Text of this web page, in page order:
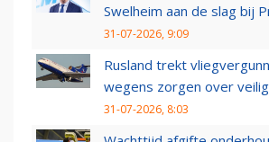
Swelheim aan de slag bij
31-07-2026, 9:09
Rusland trekt
wegens zorgen over
31-07-2026, 8:03